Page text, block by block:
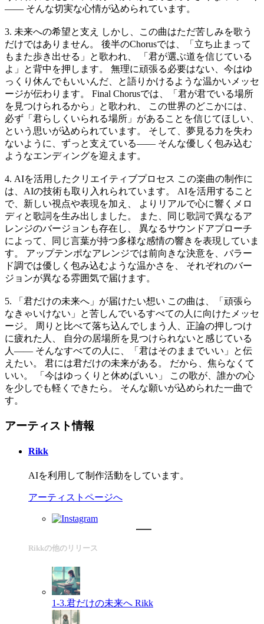
—— そんな切実な心情が込められています。
3. 未来への希望と支え しかし、この曲はただ苦しみを歌う
だけではありません。 後半のChorusでは、「立ち止まって
もまた歩き出せる」と歌われ、 「君が選ぶ道を信じている
よ」と背中を押します。 無理に頑張る必要はない、今はゆ
っくり休んでもいいんだ、と語りかけるような温かいメッセ
ージが伝わります。 Final Chorusでは、「君が君でいる場所
を見つけられるから」と歌われ、 この世界のどこかには、
必ず「君らしくいられる場所」があることを信じてほしい、
という思いが込められています。 そして、夢見る力を失わ
ないように、ずっと支えている—— そんな優しく包み込む
ようなエンディングを迎えます。
4. AIを活用したクリエイティブプロセス この楽曲の制作に
は、AIの技術も取り入れられています。 AIを活用すること
で、新しい視点や表現を加え、 よりリアルで心に響くメロ
ディと歌詞を生み出しました。 また、同じ歌詞で異なるア
レンジのバージョンも存在し、 異なるサウンドアプローチ
によって、同じ言葉が持つ多様な感情の響きを表現していま
す。 アップテンポなアレンジでは前向きな決意を、バラー
ド調では優しく包み込むような温かさを、 それぞれのバー
ジョンが異なる雰囲気で届けます。
5. 「君だけの未来へ」が届けたい想い この曲は、「頑張ら
なきゃいけない」と苦しんでいるすべての人に向けたメッセ
ージ。 周りと比べて落ち込んでしまう人、正論の押しつけ
に疲れた人、 自分の居場所を見つけられないと感じている
人—— そんなすべての人に、「君はそのままでいい」と伝
えたい。 君には君だけの未来がある。 だから、焦らなくて
いい。 「今はゆっくりと休めばいい」 この歌が、誰かの心
を少しでも軽くできたら。 そんな願いが込められた一曲で
す。
アーティスト情報
Rikk
AIを利用して制作活動をしています。
アーティストページへ
Rikkの他のリリース
1-3.君だけの未来へ Rikk